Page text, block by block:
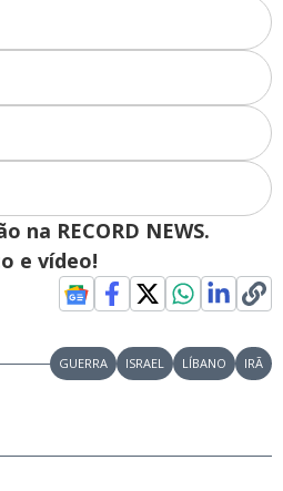
RECORD NEWS.
e vídeo!
GUERRA ISRAEL LÍBANO IRÃ